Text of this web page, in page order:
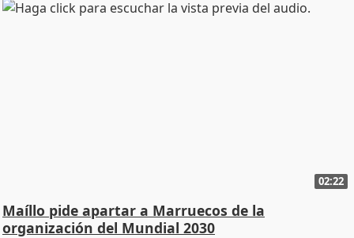
02:22
Maíllo pide apartar a Marruecos de la
organización del Mundial 2030